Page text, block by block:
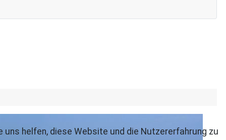
helfen, diese Website und die Nutzererfahrung zu